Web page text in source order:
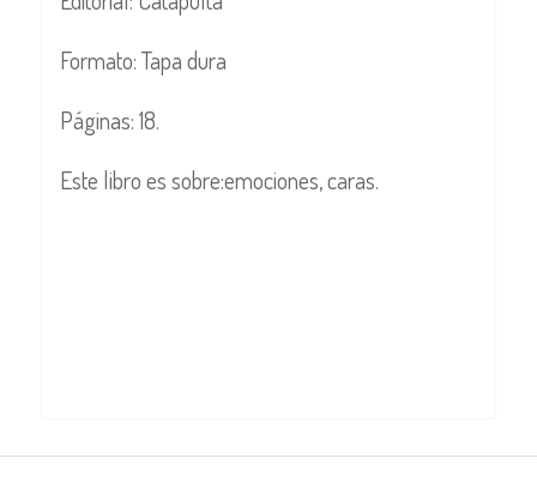
Formato: Tapa dura
Páginas: 18.
Este libro es sobre:emociones, caras.